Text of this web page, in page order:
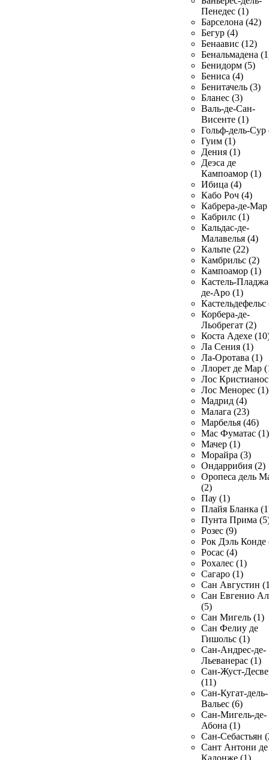
Пенедес (1)
Барселона (42)
Бегур (4)
Бенаавис (12)
Бенальмадена
Бенидорм (5)
Бениса (4)
Бенитачель (3)
Бланес (3)
Валь-де-Сан-
Висенте (1)
Гольф-дель-Сур
Гуим (1)
Дения (1)
Деэса де
Кампоамор (1)
Ибица (4)
Кабо Роч (4)
Кабрера-де-Мар
Кабрилс (1)
Кальдас-де-
Малавелья (4)
Кальпе (22)
Камбрильс (2)
Кампоамор (1)
Кастель-
де-Аро (1)
Кастельдефельс
Корбера-де-
Льобрегат (2)
Коста Адехе
Ла Сения (1)
Ла-Оротава (1)
Ллорет де Мар
Лос
Лос Менорес (1)
Мадрид (4)
Малага (23)
Марбелья (46)
Мас Фуматас (1)
Мачер (1)
Морайра (3)
Ондаррибия (2)
Оропеса дель
(2)
Пау (1)
Плайя Бланка
Пунта Прима
Розес (9)
Рок Дэль Конде
Росас (4)
Рохалес (1)
Сагаро (1)
Сан Августин
Сан Евгенио
(5)
Сан Мигель (1)
Сан Фелиу де
Гишольс (1)
Сан-Андрес-де-
Льеванерас (1)
Сан-Жуст-
(11)
Сан-Кугат-дель-
Вальес (6)
Сан-Мигель-де-
Абона (1)
Сан-Себастьян
Сант Антони де
Калонже (1)